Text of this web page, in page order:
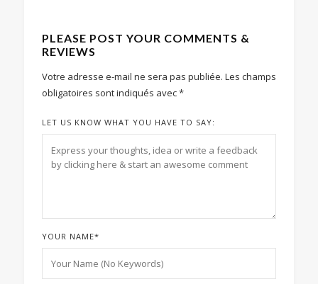
PLEASE POST YOUR COMMENTS &
REVIEWS
Votre adresse e-mail ne sera pas publiée. Les champs
obligatoires sont indiqués avec*
LET US KNOW WHAT YOU HAVE TO SAY:
YOUR NAME*